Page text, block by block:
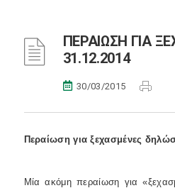
ΠΕΡΑΙΩΣΗ ΓΙΑ
31.12.2014
30/03/2015
Περαίωση για ξεχασμένες
Μία ακόμη περαίωση για